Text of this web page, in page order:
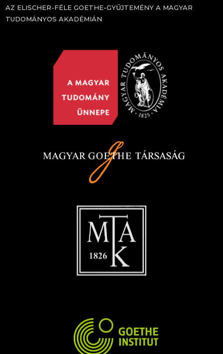
AZ ELISCHER-FÉLE GOETHE-GYŰJTEMÉNY A MAGYAR
TUDOMÁNYOS AKADÉMIÁN